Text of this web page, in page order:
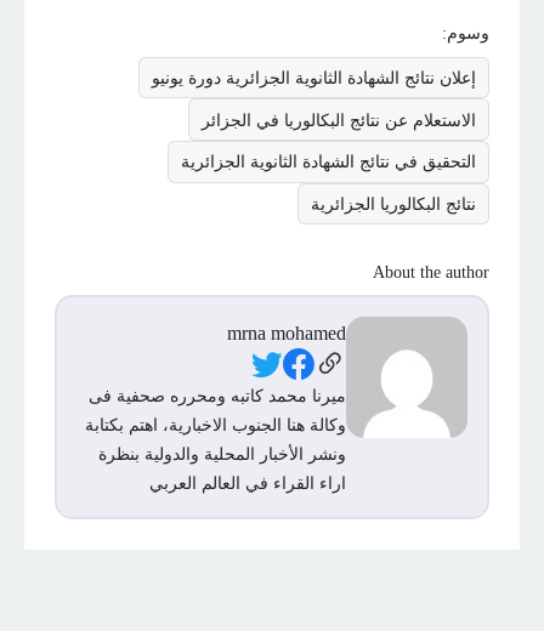
وسوم:
إعلان نتائج الشهادة الثانوية الجزائرية دورة يونيو
الاستعلام عن نتائج البكالوريا في الجزائر
التحقيق في نتائج الشهادة الثانوية الجزائرية
نتائج البكالوريا الجزائرية
About the author
mrna mohamed
Social Links
ميرنا محمد كاتبه ومحرره صحفية فى
وكالة هنا الجنوب الاخبارية، اهتم بكتابة
ونشر الأخبار المحلية والدولية بنظرة
اراء القراء في العالم العربي